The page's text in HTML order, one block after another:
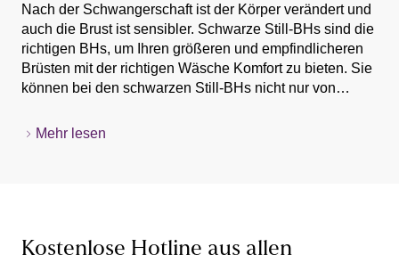
Nach der Schwangerschaft ist der Körper verändert und
auch die Brust ist sensibler. Schwarze Still-BHs sind die
richtigen BHs, um Ihren größeren und empfindlicheren
Brüsten mit der richtigen Wäsche Komfort zu bieten. Sie
können bei den schwarzen Still-BHs nicht nur von
eleganten Farbgebung profitieren und für jeden
ihren Nachwuchs stillen möchten und durch den
Mehr lesen
Kostenlose Hotline aus allen